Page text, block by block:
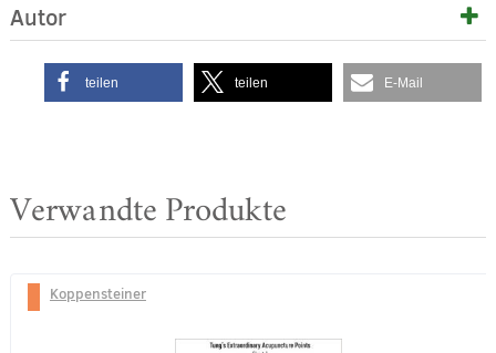
Autor
teilen teilen E-Mail
Verwandte Produkte
Koppensteiner